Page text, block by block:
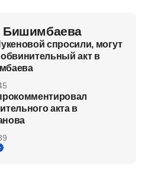
Бишимбаева
спросили, могут
акт в
акта в